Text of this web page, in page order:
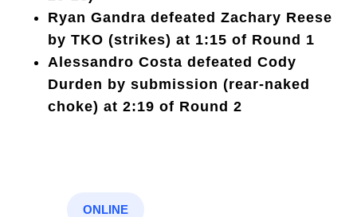
Ryan Gandra defeated Zachary Reese
by TKO (strikes) at 1:15 of Round 1
Alessandro Costa defeated Cody
Durden by submission (rear-naked
choke) at 2:19 of Round 2
ONLINE